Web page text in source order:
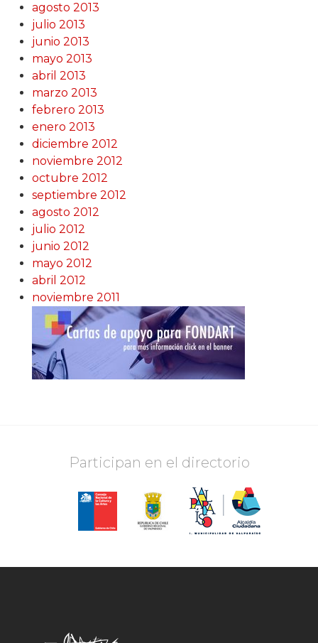
agosto 2013
julio 2013
junio 2013
mayo 2013
abril 2013
marzo 2013
febrero 2013
enero 2013
diciembre 2012
noviembre 2012
octubre 2012
septiembre 2012
agosto 2012
julio 2012
junio 2012
mayo 2012
abril 2012
noviembre 2011
Participan en el directorio